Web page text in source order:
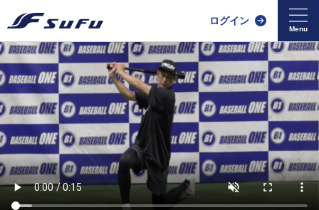
ログイン